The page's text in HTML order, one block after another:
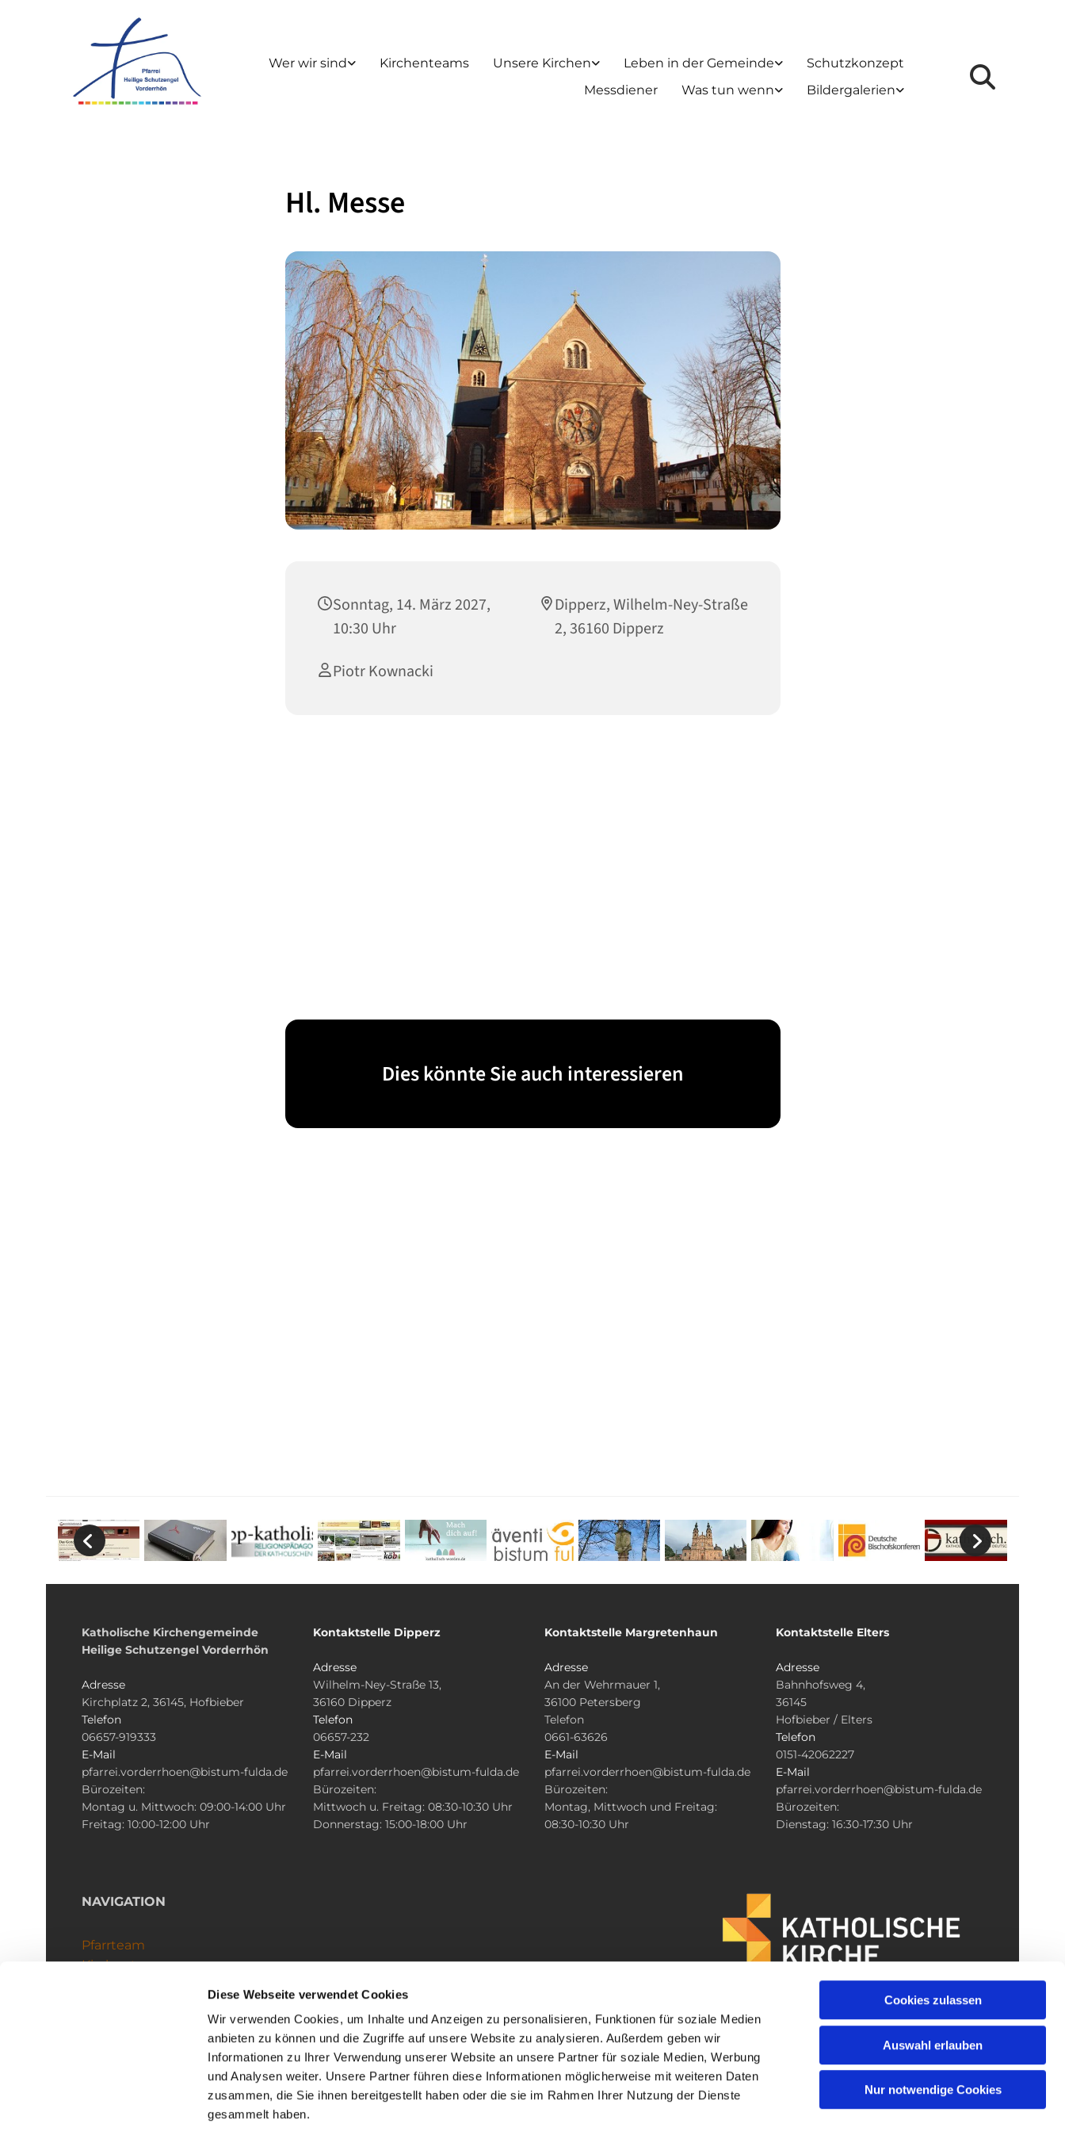
Diese Webseite verwendet Cookies
Wir verwenden Cookies, um Inhalte und Anzeigen zu personalisieren, Funktionen für soziale Medien
anbieten zu können und die Zugriffe auf unsere Website zu analysieren. Außerdem geben wir
Informationen zu Ihrer Verwendung unserer Website an unsere Partner für soziale Medien, Werbung
und Analysen weiter. Unsere Partner führen diese Informationen möglicherweise mit weiteren Daten
zusammen, die Sie ihnen bereitgestellt haben oder die sie im Rahmen Ihrer Nutzung der Dienste
gesammelt haben.
Cookies zulassen
Auswahl erlauben
Nur notwendige Cookies
Wer wir sind Kirchenteams Unsere Kirchen Leben in der Gemeinde
Schutzkonzept
Messdiener
Was tun wenn Bildergalerien
Hl. Messe
Sonntag, 14. März 2027,
10:30 Uhr
Dipperz, Wilhelm-Ney-Straße
2, 36160 Dipperz
Piotr Kownacki
Dies könnte Sie auch interessieren
Katholische Kirchengemeinde
Heilige Schutzengel Vorderrhön
Adresse
Kirchplatz 2, 36145, Hofbieber
Telefon
06657-919333
E-Mail
pfarrei.vorderrhoen@bistum-fulda.de
Bürozeiten:
Montag u. Mittwoch: 09:00-14:00 Uhr
Freitag: 10:00-12:00 Uhr
Kontaktstelle Dipperz
Adresse
Wilhelm-Ney-Straße 13,
36160 Dipperz
Telefon
06657-232
E-Mail
pfarrei.vorderrhoen@bistum-fulda.de
Bürozeiten:
Mittwoch u. Freitag: 08:30-10:30 Uhr
Donnerstag: 15:00-18:00 Uhr
Kontaktstelle Margretenhaun
Adresse
An der Wehrmauer 1,
36100 Petersberg
Telefon
0661-63626
E-Mail
pfarrei.vorderrhoen@bistum-fulda.de
Bürozeiten:
Montag, Mittwoch und Freitag:
08:30-10:30 Uhr
Kontaktstelle Elters
Adresse
Bahnhofsweg 4,
36145
Hofbieber / Elters
Telefon
0151-42062227
E-Mail
pfarrei.vorderrhoen@bistum-fulda.de
Bürozeiten:
Dienstag: 16:30-17:30 Uhr
NAVIGATION
Pfarrteam
Kirchenteams
Impressum Datenschutzerklärung ChurchDesk-Login